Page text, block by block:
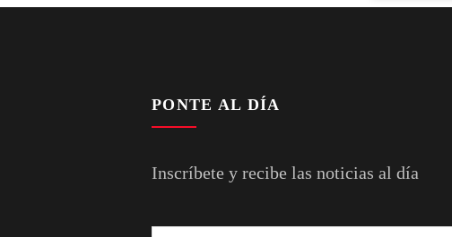
PONTE AL DÍA
Inscríbete y recibe las noticias al día